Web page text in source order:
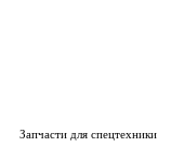
Запчасти для спецтехники